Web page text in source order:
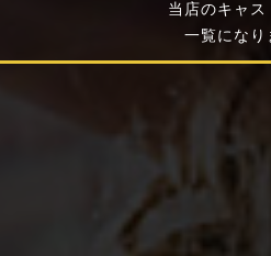
当店のキャス
一覧になり